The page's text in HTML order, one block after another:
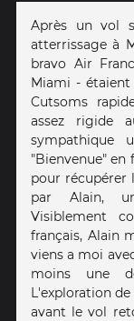
Après un vol
atterrissage à
bravo Air
Miami - étaient
Cutsoms
assez rigide
sympathique
"Bienvenue" en
pour récupérer
par Alain, un
Visiblement
français, Alain
viens a moi
moins une
L'exploration
avant le vol